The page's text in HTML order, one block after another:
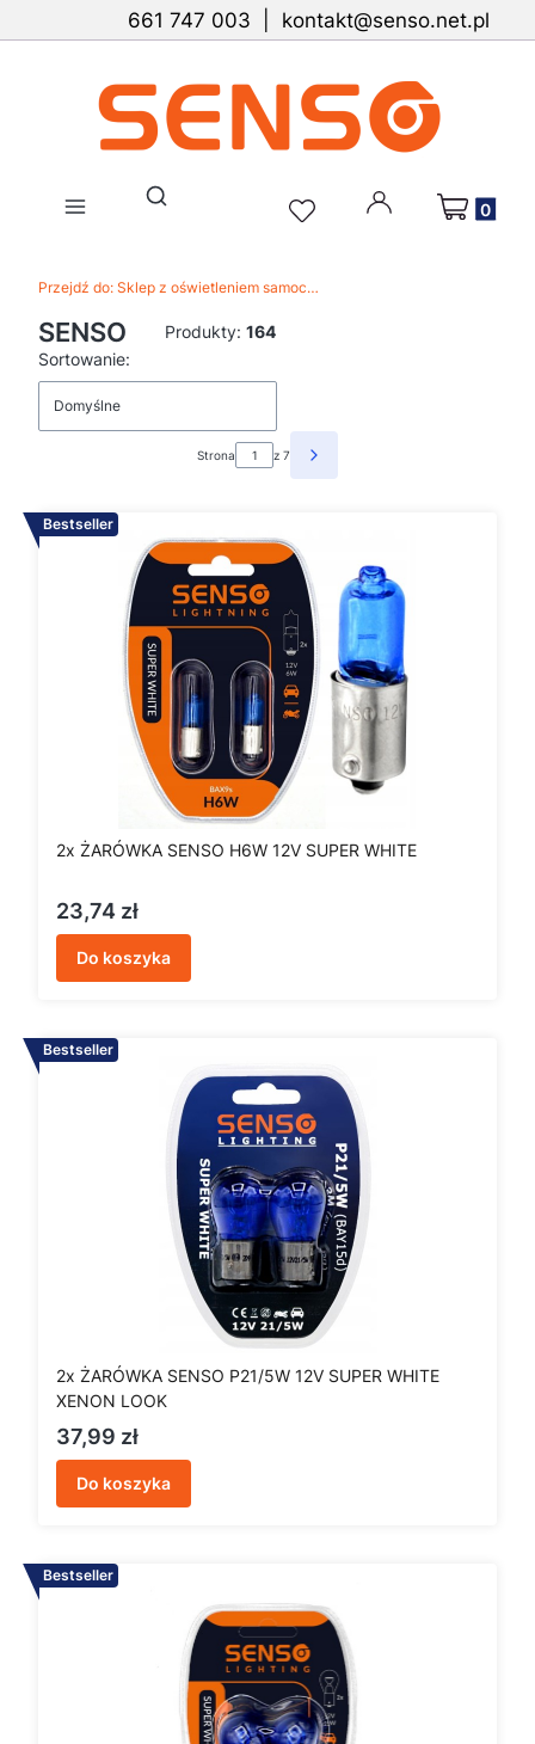
661 747 003 | kontakt@senso.net.pl
Otwórz wyszukiwarkę Produkty w
Przejdź do: Sklep z oświetleniem samochodowym SENSO
SENSO Produkty: 164
Lista produktów
Sortowanie:
Domyślne
Strona z 7 Następne produkty
Bestseller
2x ŻARÓWKA SENSO H6W 12V SUPER WHITE
Cena
23,74 zł
Do koszyka
Bestseller
2x ŻARÓWKA SENSO P21/5W 12V SUPER WHITE
XENON LOOK
Cena
37,99 zł
Do koszyka
Bestseller